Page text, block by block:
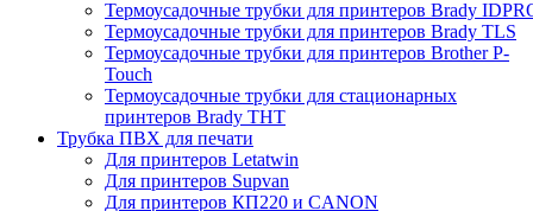
Термоусадочные трубки для принтеров Brady
Термоусадочные трубки для принтеров Brady TLS
Термоусадочные трубки для принтеров Brother P-
Touch
Термоусадочные трубки для стационарных
принтеров Brady THT
Трубка ПВХ для печати
Для принтеров Letatwin
Для принтеров Supvan
Для принтеров КП220 и CANON